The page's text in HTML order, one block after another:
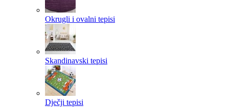
Okrugli i ovalni tepisi
Skandinavski tepisi
Dječji tepisi